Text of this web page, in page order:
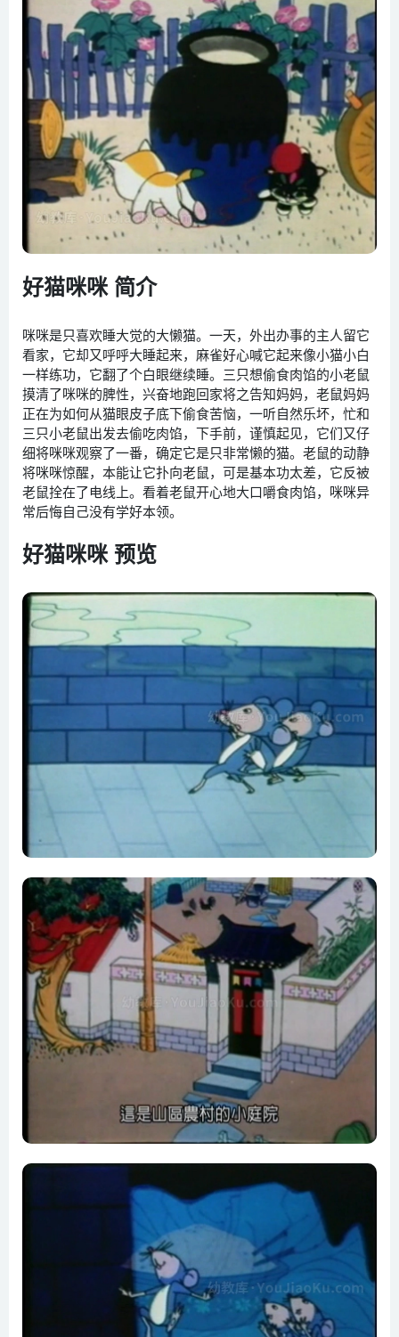
好猫咪咪 简介
咪咪是只喜欢睡大觉的大懒猫。一天，外出办事的主人留它
看家，它却又呼呼大睡起来，麻雀好心喊它起来像小猫小白
一样练功，它翻了个白眼继续睡。三只想偷食肉馅的小老鼠
摸清了咪咪的脾性，兴奋地跑回家将之告知妈妈，老鼠妈妈
正在为如何从猫眼皮子底下偷食苦恼，一听自然乐坏，忙和
三只小老鼠出发去偷吃肉馅，下手前，谨慎起见，它们又仔
细将咪咪观察了一番，确定它是只非常懒的猫。老鼠的动静
将咪咪惊醒，本能让它扑向老鼠，可是基本功太差，它反被
老鼠拴在了电线上。看着老鼠开心地大口嚼食肉馅，咪咪异
常后悔自己没有学好本领。
好猫咪咪 预览